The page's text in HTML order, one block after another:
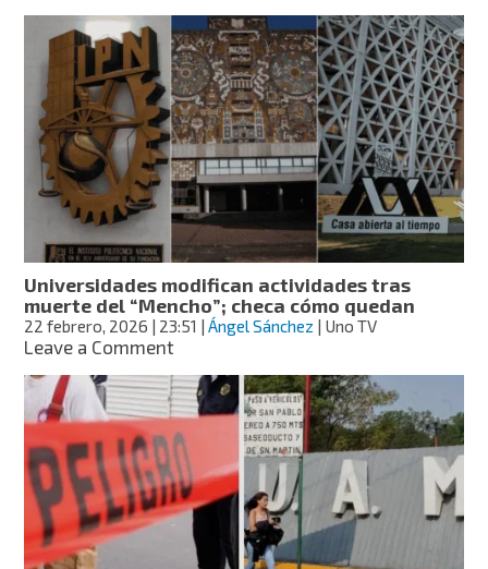
Sheinbaum
grupo
interdisciplinario
de
expertos
para
el
fracking
Universidades modifican actividades tras
muerte del “Mencho”; checa cómo quedan
22 febrero, 2026 | 23:51 |Ángel Sánchez | Uno TV
Leave a Commenton
modifican
actividades
tras
muerte
del
“Mencho”;
checa
cómo
quedan